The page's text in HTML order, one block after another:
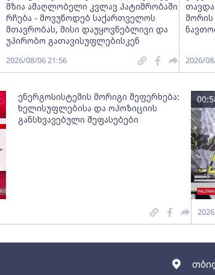
მზია ამაღლობელი კვლავ პატიმრობაში
რჩება - მოვუწოდებ საქართველოს
მთავრობას, მისი დაუყოვნებლივი და
უპირობო გათავისუფლებისკენ
2026/08/06 21:56
შორის
2026/
ენერგოსისტემის მორიგი შეფერხება:
ხელისუფლებისა და ოპოზიციის
განსხვავებული შეფასებები